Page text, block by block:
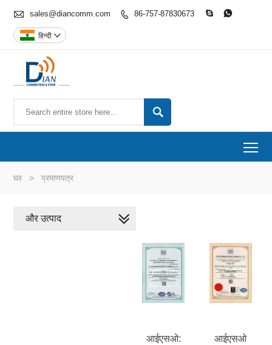
 sales@diancomm.com  86-757-87830673  
हिन्दी 

घर > प्रमाणपत्र
आईएसओ:
आईएसओ
और उत्पाद